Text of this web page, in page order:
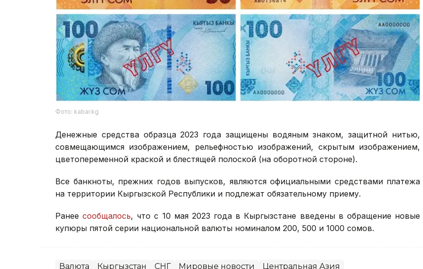
Фото: kabar.kg
Денежные средства образца 2023 года защищены водяным знаком, защитной нитью,
совмещающимся изображением, рельефностью изображений, скрытым изображением,
цветопеременной краской и блестящей полоской (на оборотной стороне).
Все банкноты, прежних годов выпусков, являются официальными средствами платежа
на территории Кыргызской Республики и подлежат обязательному приему.
Ранеесообщалось, что с 10 мая 2023 года в Кыргызстане введены в обращение новые
купюры пятой серии национальной валюты номиналом 200, 500 и 1000 сомов.
Валюта Кыргызстан СНГ Мировые новости Центральная Азия